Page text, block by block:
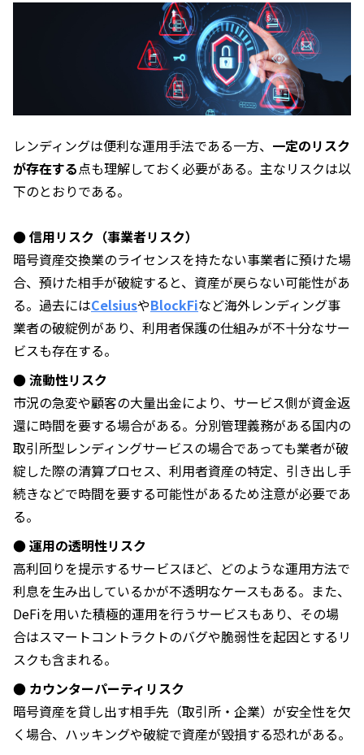
レンディングは便利な運用手法である一方、 一定のリスク
が存在する点も理解しておく必要がある。主なリスクは以
下のとおりである。
● 信用リスク（事業者リスク）
暗号資産交換業のライセンスを持たない事業者に預けた場
合、預けた相手が破綻すると、資産が戻らない可能性があ
る。過去にはCelsiusやBlockFiなど海外レンディング事
業者の破綻例があり、利用者保護の仕組みが不十分なサー
ビスも存在する。
● 流動性リスク
市況の急変や顧客の大量出金により、サービス側が資金返
還に時間を要する場合がある。分別管理義務がある国内の
取引所型レンディングサービスの場合であっても業者が破
綻した際の清算プロセス、利用者資産の特定、引き出し手
続きなどで時間を要する可能性があるため注意が必要であ
る。
● 運用の透明性リスク
高利回りを提示するサービスほど、どのような運用方法で
利息を生み出しているかが不透明なケースもある。また、
DeFiを用いた積極的運用を行うサービスもあり、その場
合はスマートコントラクトのバグや脆弱性を起因とするリ
スクも含まれる。
● カウンターパーティリスク
暗号資産を貸し出す相手先（取引所・企業）が安全性を欠
く場合、ハッキングや破綻で資産が毀損する恐れがある。